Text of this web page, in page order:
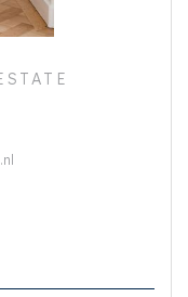
uiteinden een
aanwezig)
hal